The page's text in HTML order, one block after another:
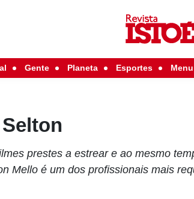
Gente Planeta Esportes Menu
prestes a estrear e ao mesmo
Mello é um dos profissionais mais